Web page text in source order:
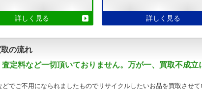
詳しく見る 詳しく見る
の流れ
定料など一切頂いておりません。万が一、買取不成
どでご不用になられましたものでリサイクルしたいお品を買取させて